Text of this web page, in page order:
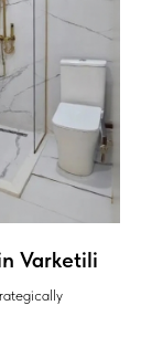
Varketili